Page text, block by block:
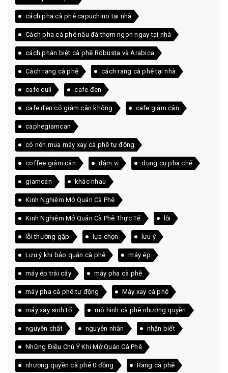
cách pha cà phê capuchino tại nhà
Cách pha cà phê nâu đá thơm ngon ngay tại nhà
cách phân biệt cà phê Robusta và Arabica
Cách rang cà phê cách rang cà phê tại nhà
cafe culi cafe đen
cafe đen có giảm cân không cafe giảm cân
caphegiamcan
có nên mua máy xay cà phê tự động
coffee giảm cân đậm vị dụng cụ pha chế
giamcan khác nhau
Kinh Nghiệm Mở Quán Cà Phê
Kinh Nghiệm Mở Quán Cà Phê Thực Tế lỗi
lỗi thường gặp lựa chọn lưu ý
Lưu ý khi bảo quản cà phê máy ép
máy ép trái cây máy pha cà phê
máy pha cà phê tự động Máy xay cà phê
máy xay sinh tố mô hình cà phê nhượng quyền
nguyên chất nguyên nhân nhận biết
Những Điều Chú Ý Khi Mở Quán Cà Phê
nhượng quyền cà phê 0 đồng Rang cà phê